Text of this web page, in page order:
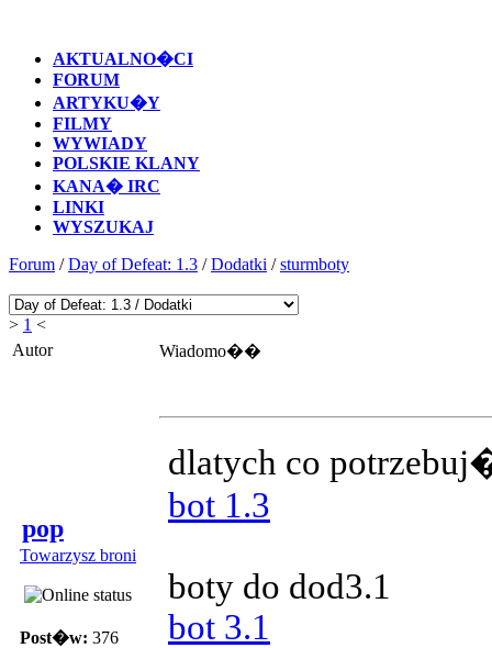
AKTUALNO�CI
FORUM
ARTYKU�Y
FILMY
WYWIADY
POLSKIE KLANY
KANA� IRC
LINKI
WYSZUKAJ
Forum /Day of Defeat: 1.3 /Dodatki /sturmboty
> 1 <
Autor
Wiadomo��
pop
Towarzysz broni
Post�w: 376
dlatych co
bot 1.3
boty do dod3.1
bot 3.1